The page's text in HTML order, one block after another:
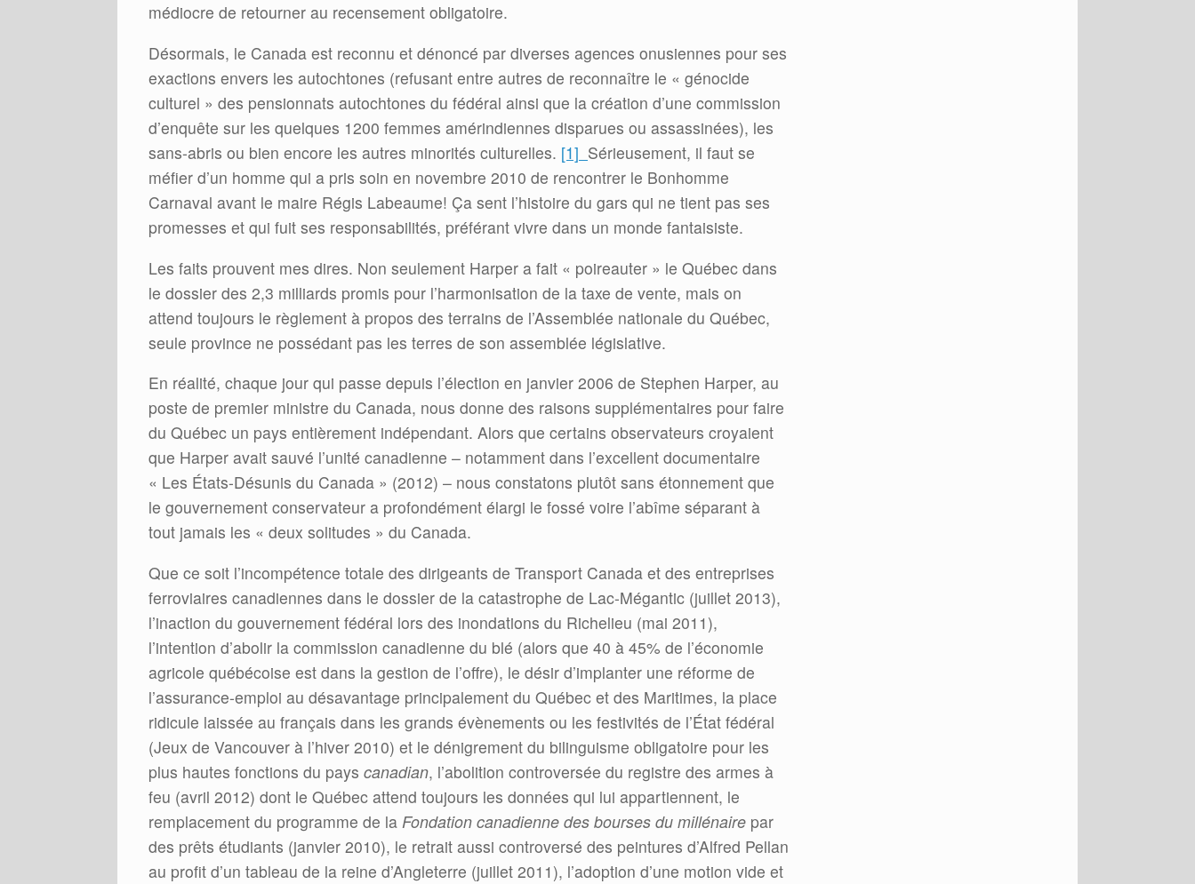
médiocre de retourner au recensement obligatoire.
Désormais, le Canada est reconnu et dénoncé par diverses agences onusiennes pour ses
exactions envers les autochtones (refusant entre autres de reconnaître le « génocide
culturel » des pensionnats autochtones du fédéral ainsi que la création d’une commission
d’enquête sur les quelques 1200 femmes amérindiennes disparues ou assassinées), les
sans-abris ou bien encore les autres minorités culturelles. [1] Sérieusement, il faut se
méfier d’un homme qui a pris soin en novembre 2010 de rencontrer le Bonhomme
Carnaval avant le maire Régis Labeaume! Ça sent l’histoire du gars qui ne tient pas ses
promesses et qui fuit ses responsabilités, préférant vivre dans un monde fantaisiste.
Les faits prouvent mes dires. Non seulement Harper a fait « poireauter » le Québec dans
le dossier des 2,3 milliards promis pour l’harmonisation de la taxe de vente, mais on
attend toujours le règlement à propos des terrains de l’Assemblée nationale du Québec,
seule province ne possédant pas les terres de son assemblée législative.
En réalité, chaque jour qui passe depuis l’élection en janvier 2006 de Stephen Harper, au
poste de premier ministre du Canada, nous donne des raisons supplémentaires pour faire
du Québec un pays entièrement indépendant. Alors que certains observateurs croyaient
que Harper avait sauvé l’unité canadienne – notamment dans l’excellent documentaire
« Les États-Désunis du Canada » (2012) – nous constatons plutôt sans étonnement que
le gouvernement conservateur a profondément élargi le fossé voire l’abîme séparant à
tout jamais les « deux solitudes » du Canada.
Que ce soit l’incompétence totale des dirigeants de Transport Canada et des entreprises
ferroviaires canadiennes dans le dossier de la catastrophe de Lac-Mégantic (juillet 2013),
l’inaction du gouvernement fédéral lors des inondations du Richelieu (mai 2011),
l’intention d’abolir la commission canadienne du blé (alors que 40 à 45% de l’économie
agricole québécoise est dans la gestion de l’offre), le désir d’implanter une réforme de
l’assurance-emploi au désavantage principalement du Québec et des Maritimes, la place
ridicule laissée au français dans les grands évènements ou les festivités de l’État fédéral
(Jeux de Vancouver à l’hiver 2010) et le dénigrement du bilinguisme obligatoire pour les
plus hautes fonctions du pays canadian, l’abolition controversée du registre des armes à
feu (avril 2012) dont le Québec attend toujours les données qui lui appartiennent, le
remplacement du programme de la Fondation canadienne des bourses du millénaire par
des prêts étudiants (janvier 2010), le retrait aussi controversé des peintures d’Alfred Pellan
au profit d’un tableau de la reine d’Angleterre (juillet 2011), l’adoption d’une motion vide et